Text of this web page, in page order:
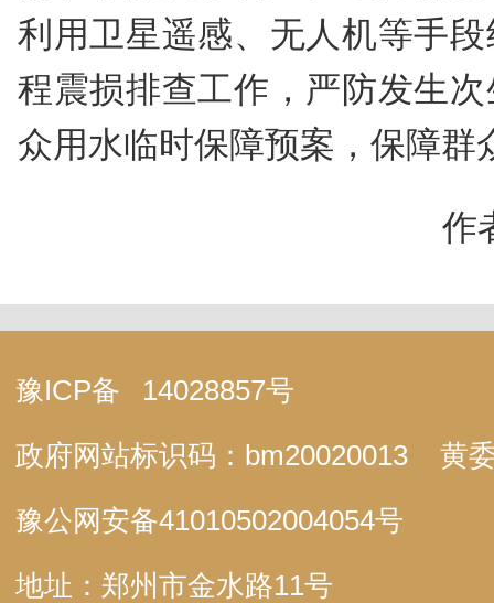
利用卫星遥感、无人机等手
程震损排查工作，严防发生
众用水临时保障预案，保障群
作
豫ICP备
14028857号
政府网站标识码：bm20020013
黄
豫公网安备41010502004054号
地址：郑州市金水路11号